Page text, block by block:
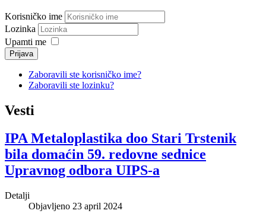
Korisničko ime
Lozinka
Upamti me
Prijava
Zaboravili ste korisničko ime?
Zaboravili ste lozinku?
Vesti
IPA Metaloplastika doo Stari Trstenik
bila domaćin 59. redovne sednice
Upravnog odbora UIPS-a
Detalji
Objavljeno 23 april 2024